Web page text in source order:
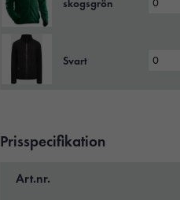
skogsgrön
Svart
Prisspecifikation
Art.nr.